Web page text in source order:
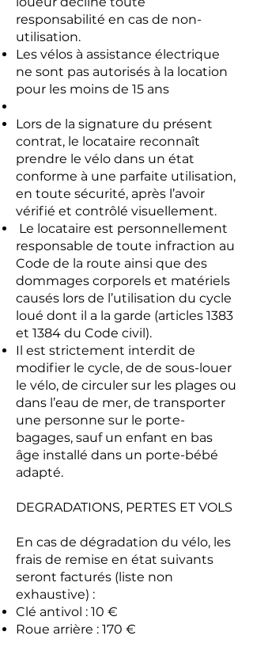
responsabilité en cas de non-
utilisation.
Les vélos à assistance électrique
ne sont pas autorisés à la location
pour les moins de 15 ans
Lors de la signature du présent
contrat, le locataire reconnaît
prendre le vélo dans un état
conforme à une parfaite utilisation,
en toute sécurité, après l’avoir
vérifié et contrôlé visuellement.
Le locataire est personnellement
responsable de toute infraction au
Code de la route ainsi que des
dommages corporels et matériels
causés lors de l’utilisation du cycle
loué dont il a la garde (articles 1383
et 1384 du Code civil).
Il est strictement interdit de
modifier le cycle, de de sous-louer
le vélo, de circuler sur les plages ou
dans l’eau de mer, de transporter
une personne sur le porte-
bagages, sauf un enfant en bas
âge installé dans un porte-bébé
adapté.
DEGRADATIONS, PERTES ET VOLS
En cas de dégradation du vélo, les
frais de remise en état suivants
seront facturés (liste non
exhaustive) :
Clé antivol : 10 €
Roue arrière : 170 €